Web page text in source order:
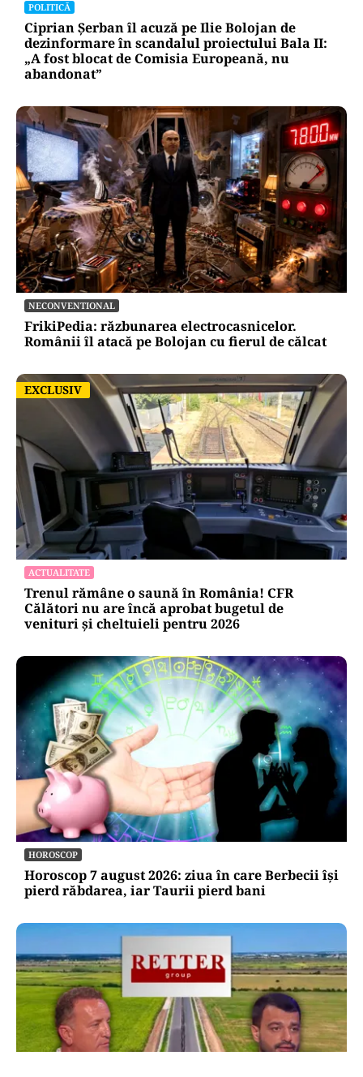
POLITICĂ
Ciprian Șerban îl acuză pe Ilie Bolojan de
dezinformare în scandalul proiectului Bala II:
„A fost blocat de Comisia Europeană, nu
abandonat”
NECONVENTIONAL
FrikiPedia: răzbunarea electrocasnicelor.
Românii îl atacă pe Bolojan cu fierul de călcat
EXCLUSIV
EXCLUSIV
ACTUALITATE
Trenul rămâne o saună în România! CFR
Călători nu are încă aprobat bugetul de
venituri și cheltuieli pentru 2026
HOROSCOP
Horoscop 7 august 2026: ziua în care Berbecii își
pierd răbdarea, iar Taurii pierd bani